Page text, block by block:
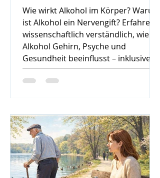
Wie wirkt Alkohol im Körper? Warum
ist Alkohol ein Nervengift? Erfahre
wissenschaftlich verständlich, wie
Alkohol Gehirn, Psyche und
Gesundheit beeinflusst – inklusive
Sucht, Craving und Trinkertypen
nach Jellinek.